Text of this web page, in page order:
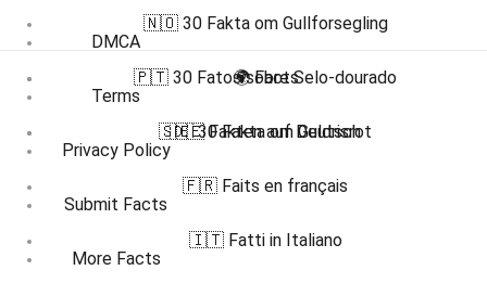
DMCA
Terms
Privacy Policy
Submit Facts
More Facts
🇳🇴 30 Fakta om Gullforsegling
🇵🇹 30 Fatos sobre Selo-dourado
🇸🇪 30 Fakta om Guldrisrot
🌍 Facts
🇩🇪 Fakten auf Deutsch
🇫🇷 Faits en français
🇮🇹 Fatti in Italiano